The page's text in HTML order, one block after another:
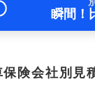
瞬間！
保険会社別見